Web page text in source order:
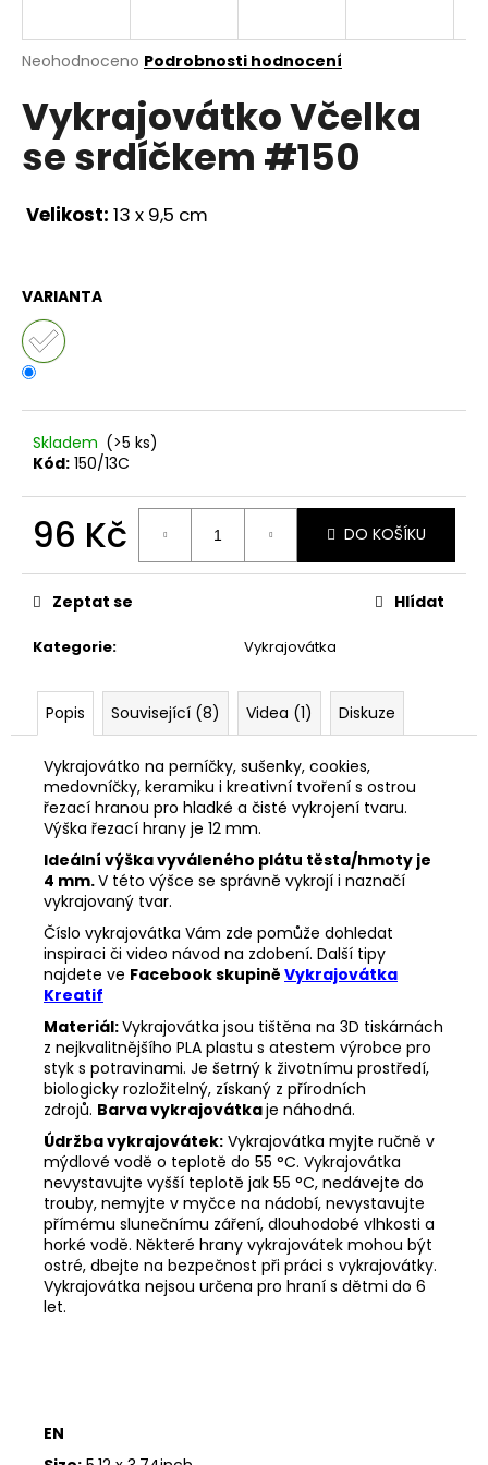
Průměrné
produktu
je
z
hvězdiček.
Neohodnoceno Podrobnosti hodnocení
Vykrajovátko Včelka
se srdíčkem #150
Velikost: 13 x 9,5 cm
VARIANTA
Skladem (>5 ks)
Kód: 150/13C
96 Kč
cena:
DO KOŠÍKU
Kategorie: Vykrajovátka
Zeptat se Hlídat
Popis Související (8) Videa (1) Diskuze
Vykrajovátko na perníčky, sušenky, cookies,
medovníčky, keramiku i kreativní tvoření s ostrou
řezací hranou pro hladké a čisté vykrojení tvaru.
Výška řezací hrany je 12 mm.
Ideální výška vyváleného plátu těsta/hmoty je
4 mm.V této výšce se správně vykrojí i naznačí
vykrajovaný tvar.
Číslo vykrajovátka Vám zde pomůže dohledat
inspiraci či video návod na zdobení. Další tipy
najdete ve Facebook skupině Vykrajovátka
Kreatif
Materiál:Vykrajovátka jsou tištěna na 3D tiskárnách
z nejkvalitnějšího PLA plastu s atestem výrobce pro
styk s potravinami. Je šetrný k životnímu prostředí,
biologicky rozložitelný, získaný z přírodních
zdrojů. Barva vykrajovátkaje náhodná.
Údržba vykrajovátek: Vykrajovátka myjte ručně v
mýdlové vodě o teplotě do 55 °C. Vykrajovátka
nevystavujte vyšší teplotě jak 55 °C, nedávejte do
trouby, nemyjte v myčce na nádobí, nevystavujte
přímému slunečnímu záření, dlouhodobé vlhkosti a
horké vodě. Některé hrany vykrajovátek mohou být
ostré, dbejte na bezpečnost při práci s vykrajovátky.
Vykrajovátka nejsou určena pro hraní s dětmi do 6
let.
EN
j
t
?
D
o
o
u
č
e
ŠKOLA
#860
37
Kč